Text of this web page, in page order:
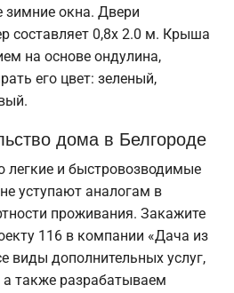
зимние окна. Двери
составляет 0,8x 2.0 м. Крыша
на основе ондулина,
его цвет: зеленый,
дома в Белгороде
легкие и быстровозводимые
уступают аналогам в
проживания. Закажите
116 в компании «Дача из
виды дополнительных услуг,
также разрабатываем